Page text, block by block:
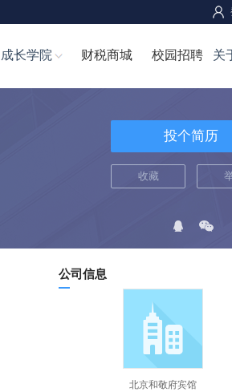
成长学院 财税商城 校园招聘 关
投个简历
收藏
公司信息
北京和敬府宾馆